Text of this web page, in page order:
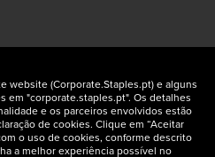
Staples Corporate
website (Corporate.Staples.pt) e alguns
em "corporate.staples.pt". Os detalhes
e os parceiros envolvidos estão
de cookies. Clique em “Aceitar
o uso de cookies, conforme descrito
a melhor experiência possível no